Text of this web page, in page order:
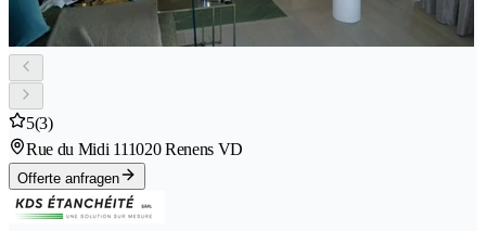
5(3)
Rue du Midi 111020 Renens VD
Offerte anfragen